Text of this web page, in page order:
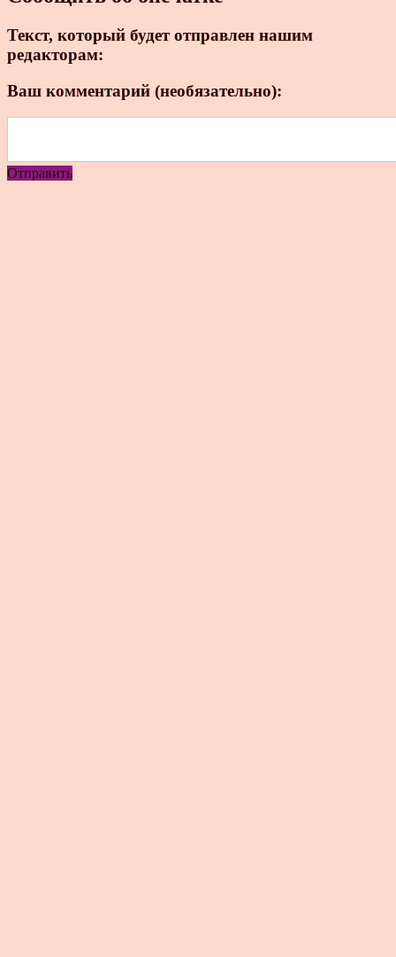
Текст, который будет отправлен нашим
редакторам:
Ваш комментарий (необязательно):
Отправить